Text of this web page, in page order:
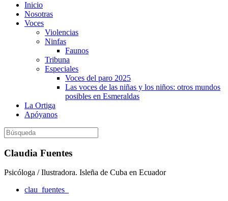
Inicio
Nosotras
Voces
Violencias
Ninfas
Faunos
Tribuna
Especiales
Voces del paro 2025
Las voces de las niñas y los niños: otros mundos
posibles en Esmeraldas
La Ortiga
Apóyanos
Claudia Fuentes
Psicóloga / Ilustradora. Isleña de Cuba en Ecuador
clau_fuentes_